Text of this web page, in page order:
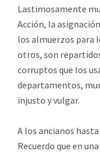
Lastimosamente
Acción, la
los almuerzos para
otros, son
corruptos que los
departamentos,
injusto y vulgar.
A los ancianos
Recuerdo que en